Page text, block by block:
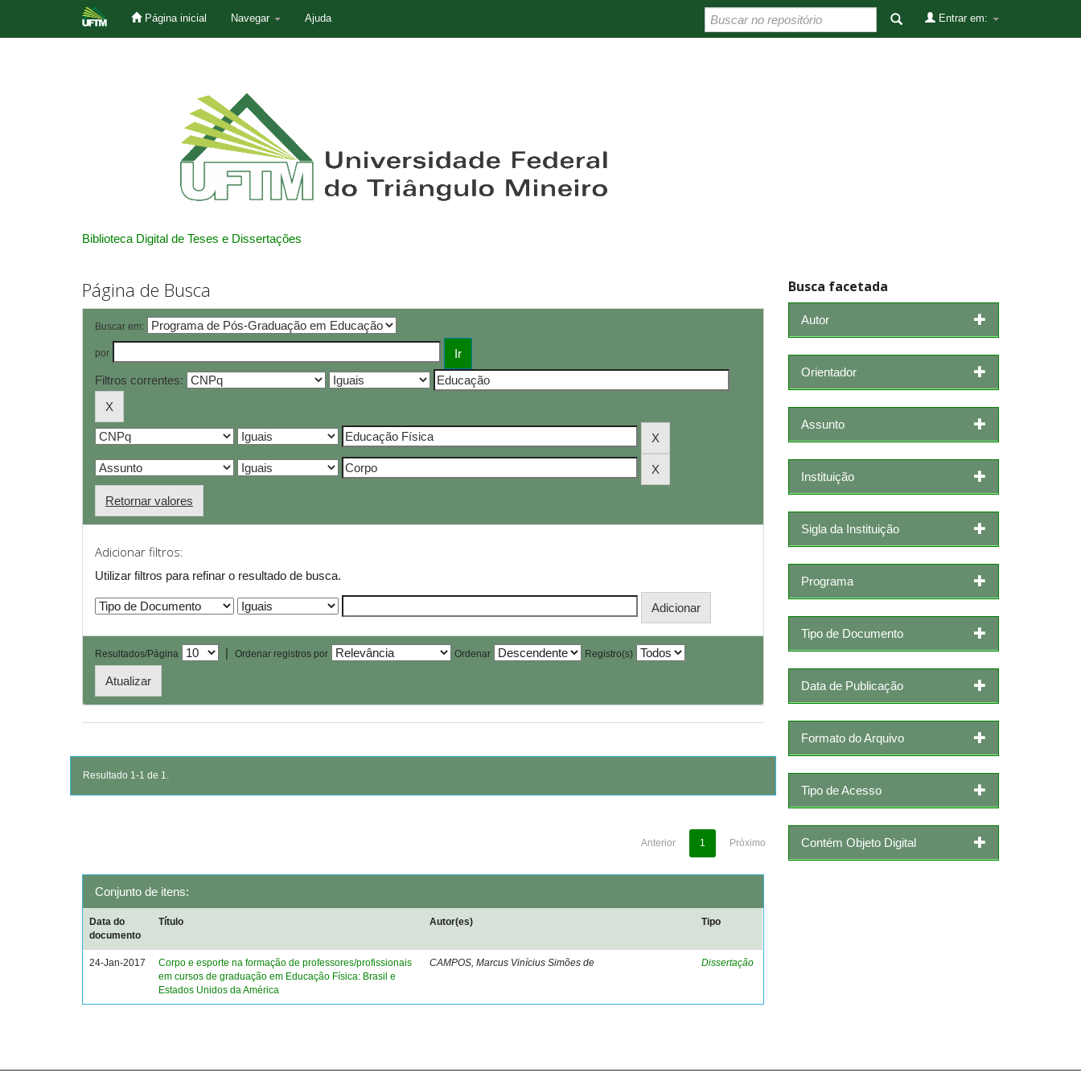
Página inicial Navegar Ajuda Entrar em:
Biblioteca Digital de Teses e Dissertações
Página de Busca
Buscar em:
por
Filtros correntes:
Retornar valores
Adicionar filtros:
Utilizar filtros para refinar o resultado de busca.
Resultados/Página | Ordenar registros por Ordenar Registro(s)
Resultado 1-1 de 1.
Anterior 1 Próximo
Conjunto de itens:
Data do
documento
Título Autor(es) Tipo
24-Jan-2017
Corpo e esporte na formação de professores/profissionais
em cursos de graduação em Educação Física: Brasil e
Estados Unidos da América
CAMPOS, Marcus Vinícius Simões de Dissertação
Busca facetada
Autor
Orientador
Assunto
Instituição
Sigla da Instituição
Programa
Tipo de Documento
Data de Publicação
Formato do Arquivo
Tipo de Acesso
Contém Objeto Digital